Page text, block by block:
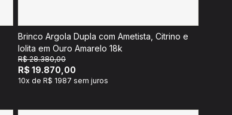
Brinco Argola Dupla com Ametista, Citrino e
Iolita em Ouro Amarelo 18k
R$ 28.380,00
R$ 19.870,00
10x de R$ 1987 sem juros